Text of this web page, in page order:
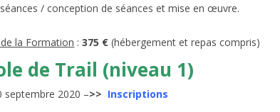
/ conception de séances et mise en œuvre.
la Formation :375 € (hébergement et repas compris)
de Trail (niveau 1)
septembre 2020 –>> Inscriptions